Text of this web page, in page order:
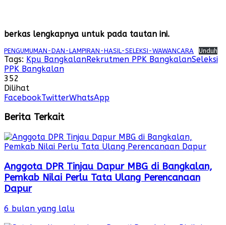
berkas lengkapnya untuk pada tautan ini.
PENGUMUMAN-DAN-LAMPIRAN-HASIL-SELEKSI-WAWANCARA Unduh
Tags: Kpu BangkalanRekrutmen PPK BangkalanSeleksi
PPK Bangkalan
352
Dilihat
FacebookTwitterWhatsApp
Berita Terkait
Anggota DPR Tinjau Dapur MBG di Bangkalan,
Pemkab Nilai Perlu Tata Ulang Perencanaan
Dapur
6 bulan yang lalu